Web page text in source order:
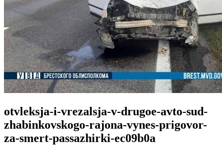
otvleksja-i-vrezalsja-v-drugoe-avto-sud-
zhabinkovskogo-rajona-vynes-prigovor-
za-smert-passazhirki-ec09b0a